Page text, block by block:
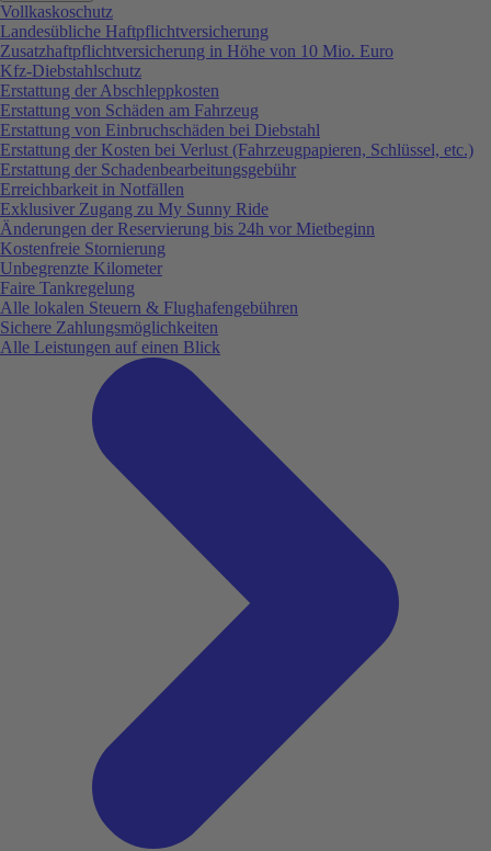
Vollkaskoschutz
Landesübliche Haftpflichtversicherung
Zusatzhaftpflichtversicherung in Höhe von 10 Mio. Euro
Kfz-Diebstahlschutz
Erstattung der Abschleppkosten
Erstattung von Schäden am Fahrzeug
Erstattung von Einbruchschäden bei Diebstahl
Erstattung der Kosten bei Verlust (Fahrzeugpapieren, Schlüssel, etc.)
Erstattung der Schadenbearbeitungsgebühr
Erreichbarkeit in Notfällen
Exklusiver Zugang zu My Sunny Ride
Änderungen der Reservierung bis 24h vor Mietbeginn
Kostenfreie Stornierung
Unbegrenzte Kilometer
Faire Tankregelung
Alle lokalen Steuern & Flughafengebühren
Sichere Zahlungsmöglichkeiten
Alle Leistungen auf einen Blick